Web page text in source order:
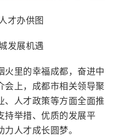
才办供图
发展机遇
火里的幸福成都，奋进中
会上，成都市相关领导聚
、人才政策等方面全面推
持举措、优质的发展平
人才成长圆梦。